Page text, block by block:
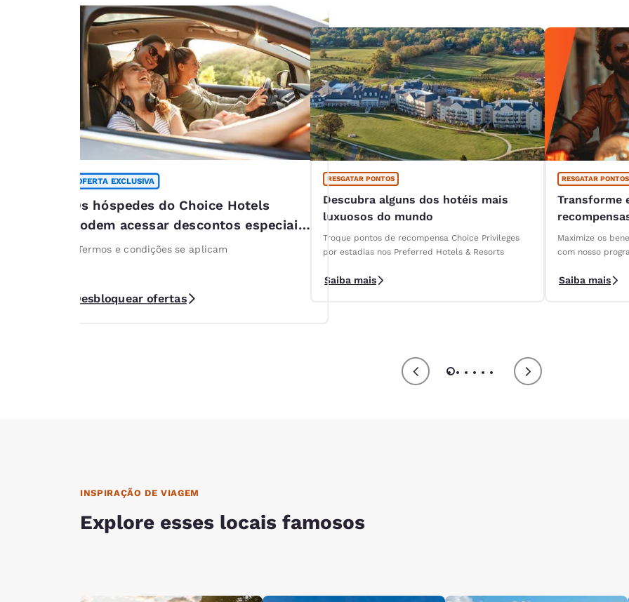
OFERTA EXCLUSIVA
Os hóspedes do Choice Hotels
podem acessar descontos especiais*
em locações Localiza
*Termos e condições se aplicam
Desbloquear ofertas
RESGATAR PONTOS
Descubra alguns dos hotéis mais
luxuosos do mundo
Troque pontos de recompensa Choice Privileges
por estadias nos Preferred Hotels & Resorts
Saiba mais
RESGATAR PONTOS
Transforme
Club!
Maximize os
com nosso
Saiba mais
INSPIRAÇÃO DE VIAGEM
Explore esses locais famosos